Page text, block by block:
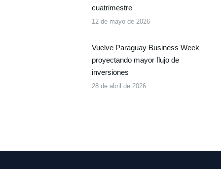
cuatrimestre
12 de mayo de 2026
Vuelve Paraguay Business Week
proyectando mayor flujo de
inversiones
28 de abril de 2026